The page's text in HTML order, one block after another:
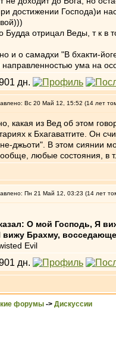
достижении Господа)и
Будда отрицал Веды, т к
и о самадхи "В бхакти-
направленностью ума на
Вс 20 Май 12, 15:52 (14 лет
какая из Вед об этом
к Бхагаватгите. Он
джьоти". В этом сиянии
любые состояния, в
Пн 21 Май 12, 03:23 (14 лет
О мой Господь, Я
вижу Брахму,
форумы -> Дискуссии